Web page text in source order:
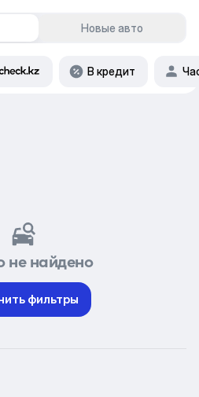
Новые авто
В кредит
не найдено
фильтры